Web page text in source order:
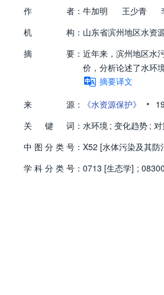
作 者： 牛加明 王少青
机
构： 山东省滨州地区水资
摘
要： 近年来，滨州地区水
价，分析论述了水环
摘要译文
来
源： 《水资源保护》 •
关
键 词： 水环境 ; 变化趋势 ;
中 图 分 类 号： X52 [水体污染及其
学 科 分 类 号： 0713 [生态学] ;